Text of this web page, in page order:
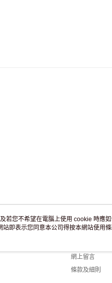
客戶服務
網上留言
條款及細則
若您不希望在電腦上使用 cookie 時應
站即表示您同意本公司得按本網站使用